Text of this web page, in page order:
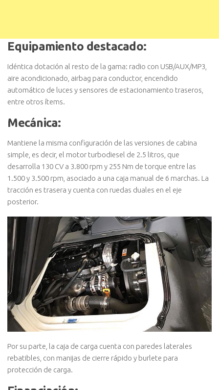
Equipamiento destacado:
Idéntica dotación al resto de la gama: radio con USB/AUX/MP3,
aire acondicionado, airbag para conductor, encendido
automático de luces y sensores de estacionamiento traseros,
entre otros ítems.
Mecánica:
Mantiene la misma configuración de las versiones de cabina
simple, es decir, el motor turbodiesel de 2.5 litros, que
desarrolla 130 CV a 3.800 rpm y 255 Nm de torque entre las
1.500 y 3.500 rpm, asociado a una caja manual de 6 marchas. La
tracción es trasera y cuenta con ruedas duales en el eje
posterior.
Por su parte, la caja de carga cuenta con paredes laterales
rebatibles, con manijas de cierre rápido y burlete para
protección de carga.